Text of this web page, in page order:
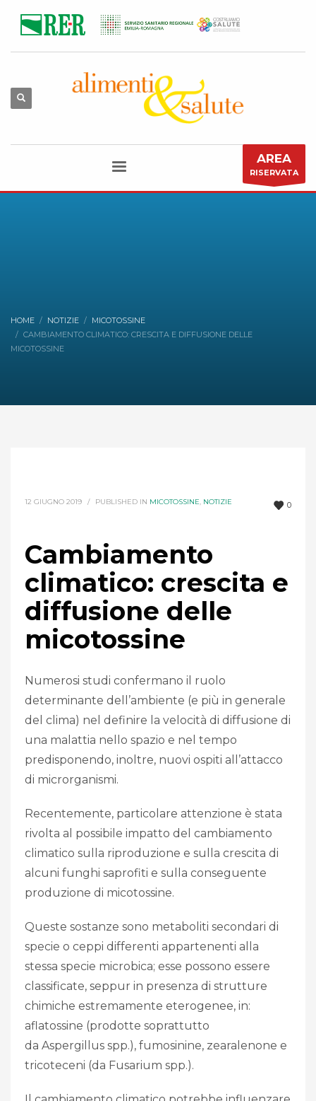
AREA
RISERVATA
HOME NOTIZIE
MICOTOSSINE
CAMBIAMENTO CLIMATICO: CRESCITA E DIFFUSIONE DELLE
MICOTOSSINE
0
12 GIUGNO 2019 / PUBLISHED IN MICOTOSSINE, NOTIZIE
Cambiamento
climatico: crescita e
diffusione delle
micotossine
Numerosi studi confermano il ruolo
determinante dell’ambiente (e più in generale
del clima) nel definire la velocità di diffusione di
una malattia nello spazio e nel tempo
predisponendo, inoltre, nuovi ospiti all’attacco
di microrganismi.
Recentemente, particolare attenzione è stata
rivolta al possibile impatto del cambiamento
climatico sulla riproduzione e sulla crescita di
alcuni funghi saprofiti e sulla conseguente
produzione di micotossine.
Queste sostanze sono metaboliti secondari di
specie o ceppi differenti appartenenti alla
stessa specie microbica; esse possono essere
classificate, seppur in presenza di strutture
chimiche estremamente eterogenee, in:
aflatossine (prodotte soprattutto
da Aspergillus spp.), fumosinine, zearalenone e
tricoteceni (da Fusarium spp.).